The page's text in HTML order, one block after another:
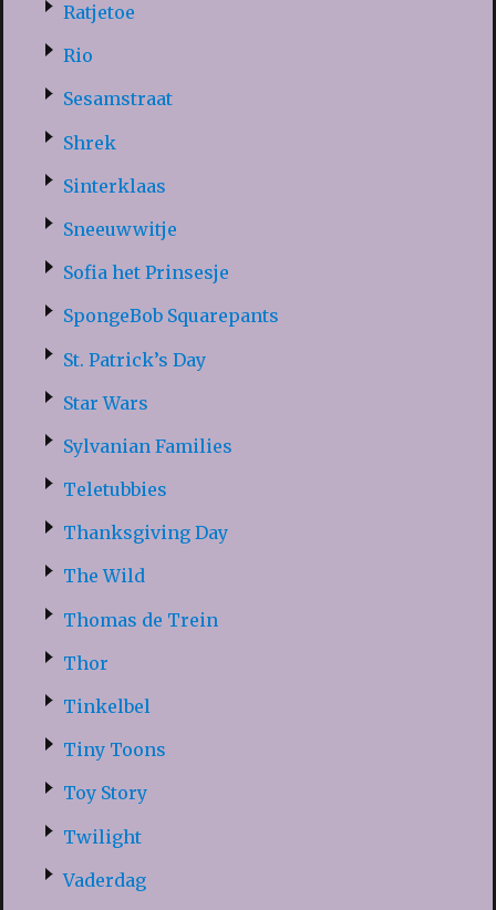
Ratjetoe
Rio
Sesamstraat
Shrek
Sinterklaas
Sneeuwwitje
Sofia het Prinsesje
SpongeBob Squarepants
St. Patrick’s Day
Star Wars
Sylvanian Families
Teletubbies
Thanksgiving Day
The Wild
Thomas de Trein
Thor
Tinkelbel
Tiny Toons
Toy Story
Twilight
Vaderdag